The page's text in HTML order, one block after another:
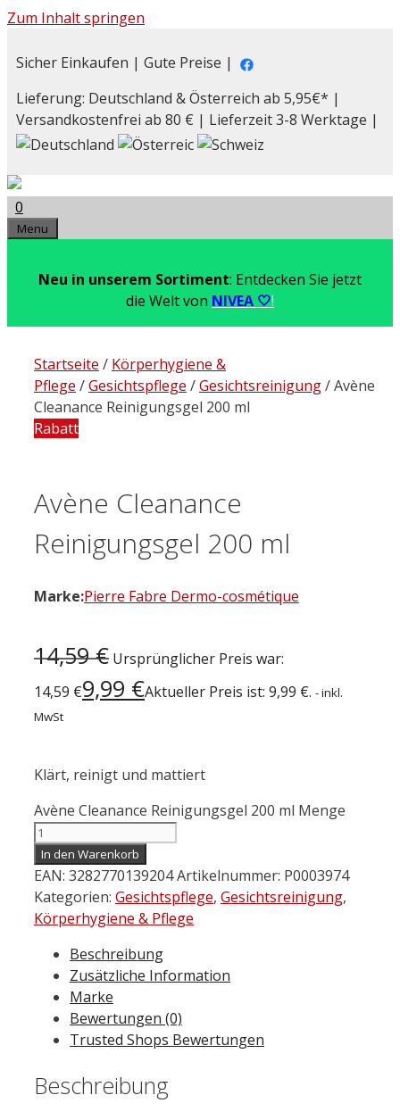
Zum Inhalt springen
Sicher Einkaufen | Gute Preise |
Lieferung: Deutschland & Österreich ab 5,95€* |
Versandkostenfrei ab 80 € | Lieferzeit 3-8 Werktage |
0
Menu
Neu in unserem Sortiment: Entdecken Sie jetzt
die Welt von NIVEA 🤍!
Startseite / Körperhygiene &
Pflege /Gesichtspflege /Gesichtsreinigung/ Avène
Cleanance Reinigungsgel 200 ml
Rabatt
Avène Cleanance
Reinigungsgel 200 ml
Marke:Pierre Fabre Dermo-cosmétique
14,59€ Ursprünglicher Preis war:
14,59 €9,99 €Aktueller Preis ist: 9,99 €. - inkl.
MwSt
Klärt, reinigt und mattiert
Avène Cleanance Reinigungsgel 200 ml Menge
In den Warenkorb
EAN: 3282770139204Artikelnummer: P0003974
Kategorien: Gesichtspflege, Gesichtsreinigung,
Körperhygiene & Pflege
Beschreibung
Zusätzliche Information
Marke
Bewertungen (0)
Trusted Shops Bewertungen
Beschreibung